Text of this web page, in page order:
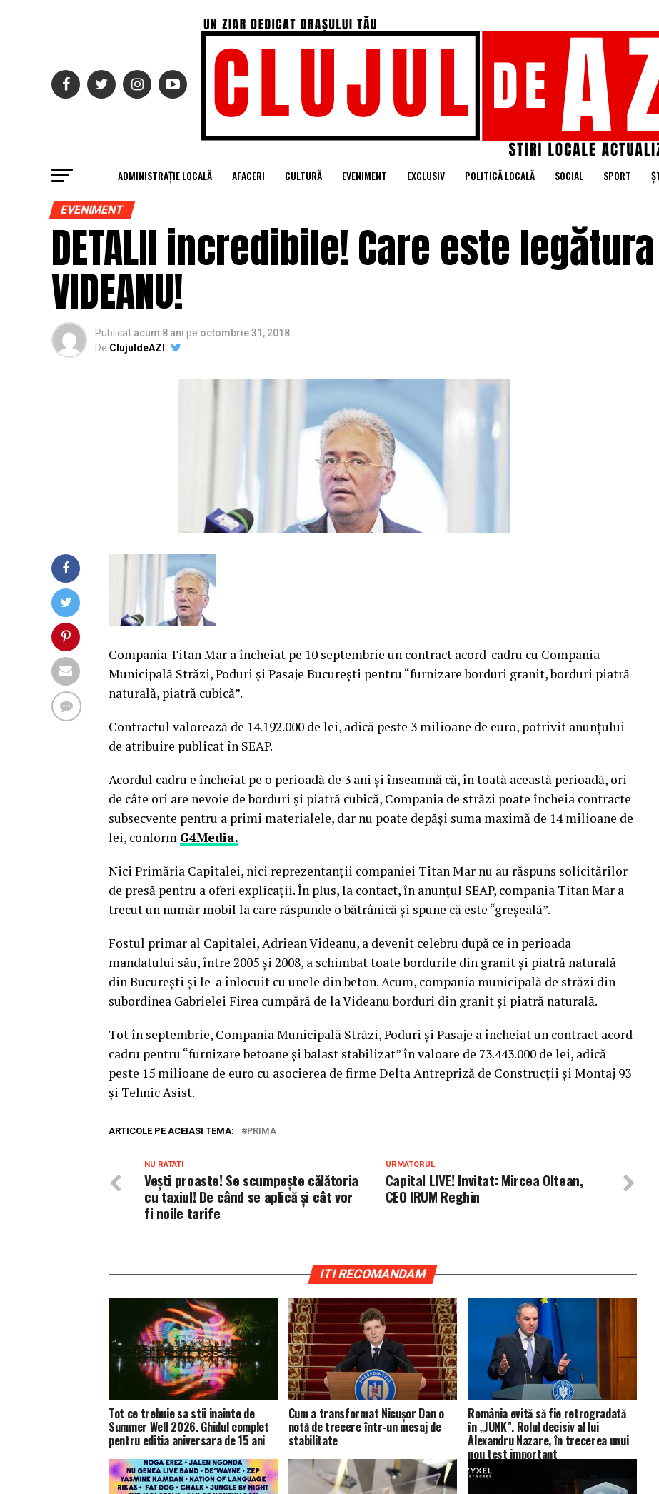
ADMINISTRAȚIE LOCALĂ AFACERI CULTURĂ EVENIMENT EXCLUSIV POLITICĂ LOCALĂ SOCIAL SPORT
EVENIMENT
DETALII incredibile! Care este
VIDEANU!
Publicat acum 8 ani pe octombrie 31, 2018
De ClujuldeAZI
Compania Titan Mar a încheiat pe 10 septembrie un contract acord-cadru cu Compania
Municipală Străzi, Poduri şi Pasaje Bucureşti pentru “furnizare borduri granit, borduri piatră
naturală, piatră cubică”.
Contractul valorează de 14.192.000 de lei, adică peste 3 milioane de euro, potrivit anunţului
de atribuire publicat în SEAP.
Acordul cadru e încheiat pe o perioadă de 3 ani şi înseamnă că, în toată această perioadă, ori
de câte ori are nevoie de borduri şi piatră cubică, Compania de străzi poate încheia contracte
subsecvente pentru a primi materialele, dar nu poate depăşi suma maximă de 14 milioane de
lei, conform G4Media.
Nici Primăria Capitalei, nici reprezentanţii companiei Titan Mar nu au răspuns solicitărilor
de presă pentru a oferi explicaţii. În plus, la contact, în anunţul SEAP, compania Titan Mar a
trecut un număr mobil la care răspunde o bătrânică şi spune că este “greşeală”.
Fostul primar al Capitalei, Adriean Videanu, a devenit celebru după ce în perioada
mandatului său, între 2005 şi 2008, a schimbat toate bordurile din granit şi piatră naturală
din Bucureşti şi le-a înlocuit cu unele din beton. Acum, compania municipală de străzi din
subordinea Gabrielei Firea cumpără de la Videanu borduri din granit şi piatră naturală.
Tot în septembrie, Compania Municipală Străzi, Poduri şi Pasaje a încheiat un contract acord
cadru pentru “furnizare betoane şi balast stabilizat” în valoare de 73.443.000 de lei, adică
peste 15 milioane de euro cu asocierea de firme Delta Antrepriză de Construcţii şi Montaj 93
şi Tehnic Asist.
ARTICOLE PE ACEIASI TEMA: PRIMA
URMATORUL
Capital LIVE! Invitat: Mircea Oltean,
CEO IRUM Reghin
NU RATATI
Veşti proaste! Se scumpeşte călătoria
cu taxiul! De când se aplică şi cât vor
fi noile tarife
ITI RECOMANDAM
Tot ce trebuie sa stii inainte de
Summer Well 2026. Ghidul complet
pentru editia aniversara de 15 ani
Cum a transformat Nicușor Dan o
notă de trecere într-un mesaj de
stabilitate
România evită să fie retrogradată
în „JUNK”. Rolul decisiv al lui
Alexandru Nazare, în trecerea unui
nou test important